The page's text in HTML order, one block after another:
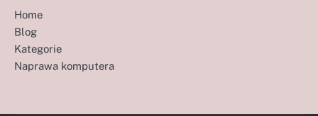
Home
Blog
Kategorie
Naprawa komputera